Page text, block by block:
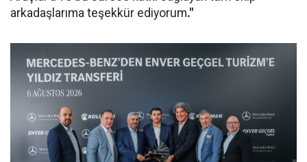
arkadaşlarıma teşekkür ediyorum."